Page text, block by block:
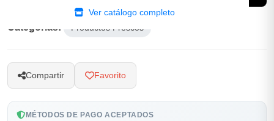
Ver catálogo completo
Categorías: Productos Frescos
Compartir Favorito
MÉTODOS DE PAGO ACEPTADOS